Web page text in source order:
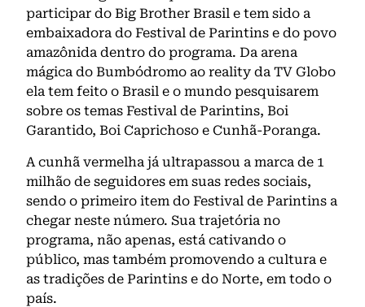
participar do Big Brother Brasil e tem sido a
embaixadora do Festival de Parintins e do povo
amazônida dentro do programa. Da arena
mágica do Bumbódromo ao reality da TV Globo
ela tem feito o Brasil e o mundo pesquisarem
sobre os temas Festival de Parintins, Boi
Garantido, Boi Caprichoso e Cunhã-Poranga.
A cunhã vermelha já ultrapassou a marca de 1
milhão de seguidores em suas redes sociais,
sendo o primeiro item do Festival de Parintins a
chegar neste número. Sua trajetória no
programa, não apenas, está cativando o
público, mas também promovendo a cultura e
as tradições de Parintins e do Norte, em todo o
país.